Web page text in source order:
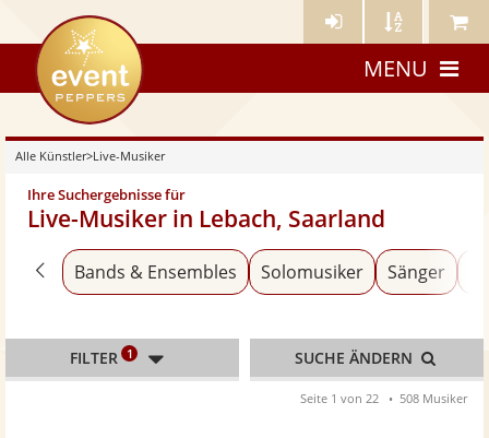
Künstler- Künstler Meine
eventpeppers
MENU
Alle Künstler>Live-Musiker
Ihre Suchergebnisse für
Live-Musiker in Lebach, Saarland
Zurück zu «Alle Künstler»
Bands & Ensembles Solomusiker Sänger
FILTER 1 SUCHE ÄNDERN
Seite 1 von 22 508 Musiker